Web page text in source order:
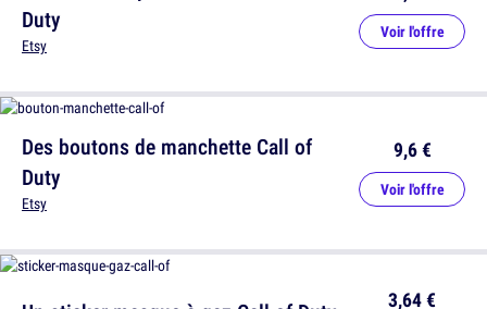
Des boutons de manchette Call of
Duty
Etsy
9,6 €
Voir l'offre
Duty
Etsy
Voir l'offre
3,64 €